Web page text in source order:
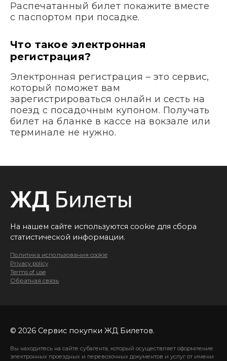
Распечатанный билет покажите вместе
с паспортом при посадке.
Что такое электронная
регистрация?
Электронная регистрация – это сервис,
который поможет вам
зарегистрироваться онлайн и сесть на
поезд с посадочным купоном. Получать
билет на бланке в кассе на вокзале или
терминале не нужно.
На нашем сайте используются cookie для сбора
статистической информации.
Политика использования cookie
Privacy policy
Terms of use
Обратная связь
© 2026 Сервис покупки ЖД Билетов.
Вы находитесь на сайте субагента, который осуществляет оформление
электронных проездных и перевозочных документов и услуг от имени